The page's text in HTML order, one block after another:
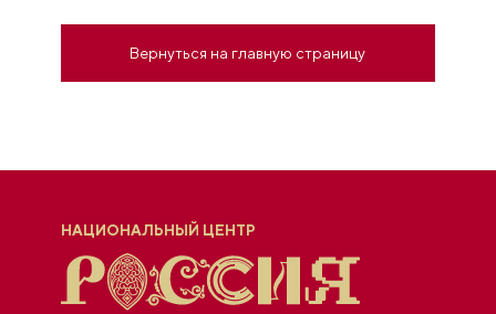
Вернуться на главную страницу
НАЦИОНАЛЬНЫЙ ЦЕНТР